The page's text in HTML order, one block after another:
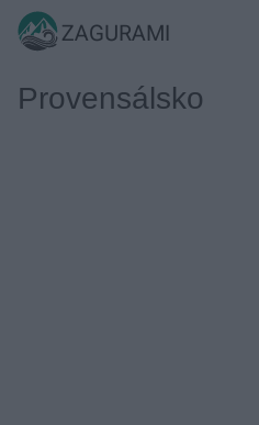
Skip
ZAGURAMI
Provensálsko